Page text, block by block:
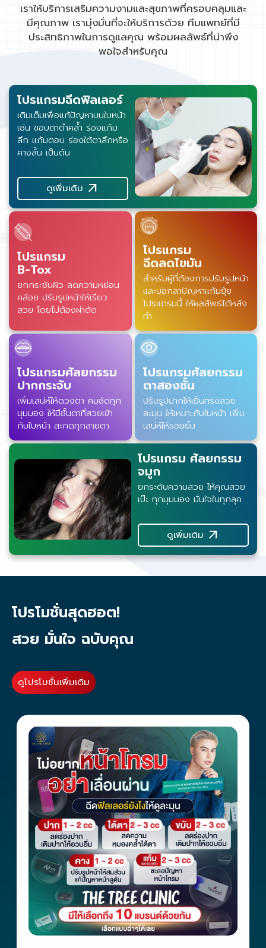
เราให้บริการเสริมความงามและสุขภาพที่ครอบคลุมและ
มีคุณภาพ เรามุ่งมั่นที่จะให้บริการด้วย ทีมแพทย์ที่มี
ประสิทธิภาพในการดูแลคุณ พร้อมผลลัพธ์ที่น่าพึง
พอใจสำหรับคุณ
โปรแกรมฉีดฟิลเลอร์
เติมเต็มเพื่อแก้ปัญหาบนใบหน้า
เช่น ขอบตาดำคล้ำ ร่องแก้ม
ลึก แก้มตอบ ร่องใต้ตาลึกหรือ
คางสั้น เป็นต้น
ดูเพิ่มเติม arrow_outward
โปรแกรม
B-Tox
ยกกระชับผิว ลดความหย่อน
คล้อย ปรับรูปหน้าให้เรียว
สวย โดยไม่ต้องผ่าตัด
โปรแกรม
ฉีดลดไขมัน
สำหรับผู้ที่ต้องการปรับรูปหน้า
และบอกลาปัญหาแก้มยุ้ย
โปรแกรมนี้ ให้ผลลัพธ์ได้หลัง
ทำ
โปรแกรมศัลยกรรม
ปากกระจับ
เพิ่มเสน่ห์ให้ดวงตา คมชัดทุก
มุมมอง ให้มีชั้นตาที่สวยเข้า
กับใบหน้า สะกดทุกสายตา
โปรแกรมศัลยกรรม
ตาสองชั้น
ปรับรูปปากให้เป็นทรงสวย
ละมุน ให้เหมาะกับใบหน้า เพิ่ม
เสน่ห์ให้รอยยิ้ม
โปรแกรม ศัลยกรรม
จมูก
ยกระดับความสวย ให้คุณสวย
เป๊ะ ทุกมุมมอง มั่นใจในทุกลุค
ดูเพิ่มเติม arrow_outward
โปรโมชั่นสุดฮอต!
สวย มั่นใจ ฉบับคุณ
ดูโปรโมชั่นเพิ่มเติม